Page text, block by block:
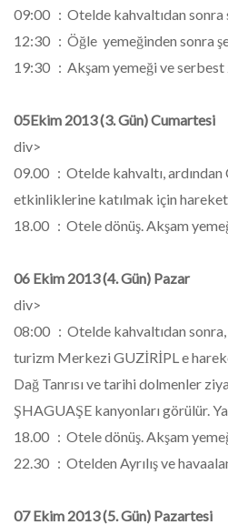
09:00 : Otelde kahvaltıdan sonra
12:30 : Öğle yemeğinden sonra
19:30 : Akşam yemeği ve serbest
05Ekim 2013 (3. Gün) Cumartesi
div>
09.00 : Otelde kahvaltı, ardından
etkinliklerine katılmak için hareket
18.00 : Otele dönüş. Akşam
06 Ekim 2013 (4. Gün) Pazar
div>
08:00 : Otelde kahvaltıdan sonra,
turizm Merkezi GUZİRİPL e
Dağ Tanrısı ve tarihi dolmenler
ŞHAGUAŞE kanyonları görülür.
18.00 : Otele dönüş. Akşam
22.30 : Otelden Ayrılış ve
07 Ekim 2013 (5. Gün) Pazartesi